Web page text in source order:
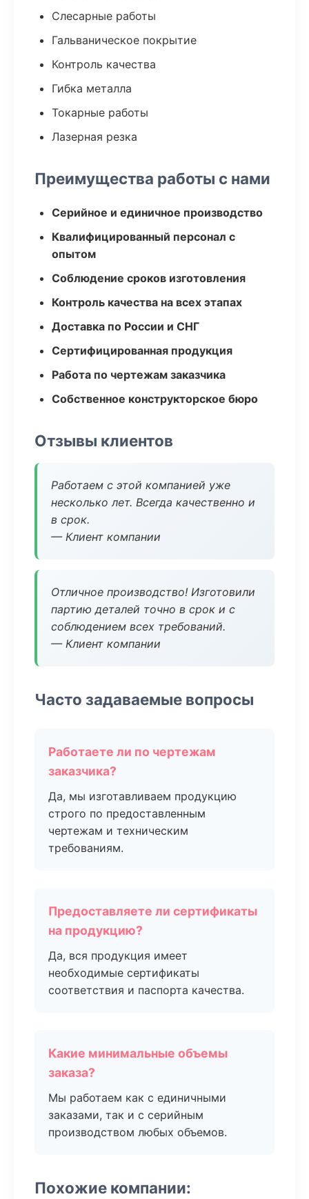
Слесарные работы
Гальваническое покрытие
Контроль качества
Гибка металла
Токарные работы
Лазерная резка
Преимущества работы с нами
Серийное и единичное производство
Квалифицированный персонал с
опытом
Соблюдение сроков изготовления
Контроль качества на всех этапах
Доставка по России и СНГ
Сертифицированная продукция
Работа по чертежам заказчика
Собственное конструкторское бюро
Отзывы клиентов
Работаем с этой компанией уже
несколько лет. Всегда качественно и
в срок.
— Клиент компании
Отличное производство! Изготовили
партию деталей точно в срок и с
соблюдением всех требований.
— Клиент компании
Часто задаваемые вопросы
Работаете ли по чертежам
заказчика?
Да, мы изготавливаем продукцию
строго по предоставленным
чертежам и техническим
требованиям.
Предоставляете ли сертификаты
на продукцию?
Да, вся продукция имеет
необходимые сертификаты
соответствия и паспорта качества.
Какие минимальные объемы
заказа?
Мы работаем как с единичными
заказами, так и с серийным
производством любых объемов.
Похожие компании: